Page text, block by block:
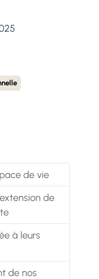
de vie
de
à leurs
de nos